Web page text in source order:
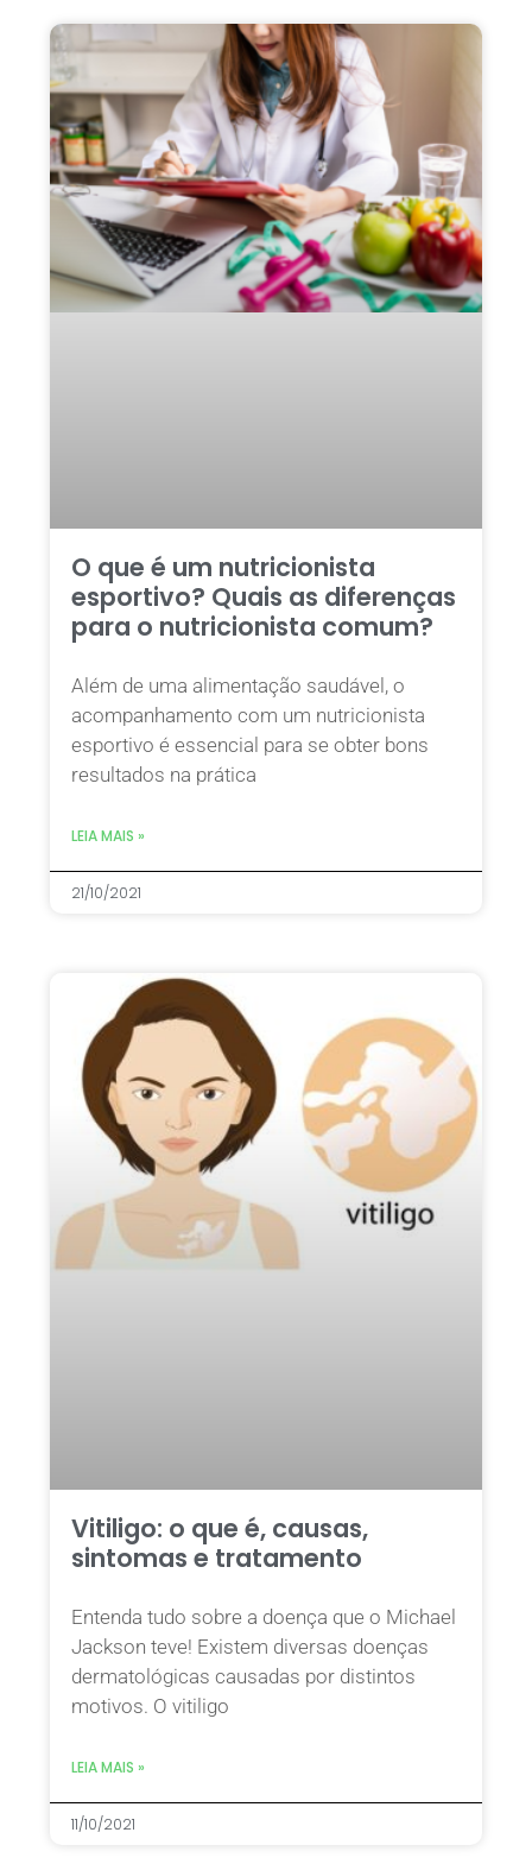
O que é um nutricionista
esportivo? Quais as diferenças
para o nutricionista comum?
Além de uma alimentação saudável, o
acompanhamento com um nutricionista
esportivo é essencial para se obter bons
resultados na prática
LEIA MAIS »
21/10/2021
Vitiligo: o que é, causas,
sintomas e tratamento
Entenda tudo sobre a doença que o Michael
Jackson teve! Existem diversas doenças
dermatológicas causadas por distintos
motivos. O vitiligo
LEIA MAIS »
11/10/2021